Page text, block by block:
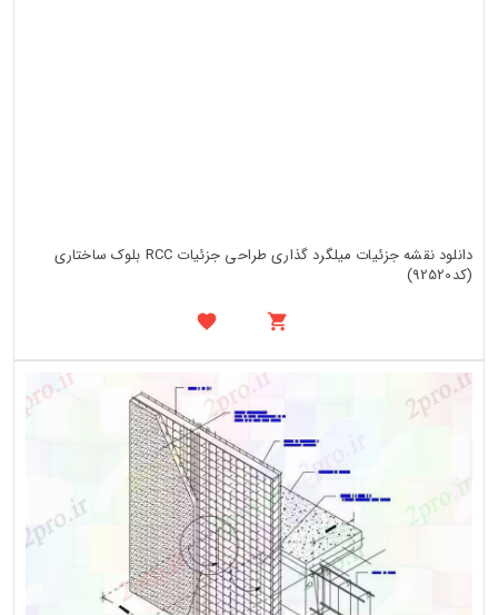
دانلود نقشه جزئیات میلگرد گذاری طراحی جزئیات RCC بلوک ساختاری
(کد92520)